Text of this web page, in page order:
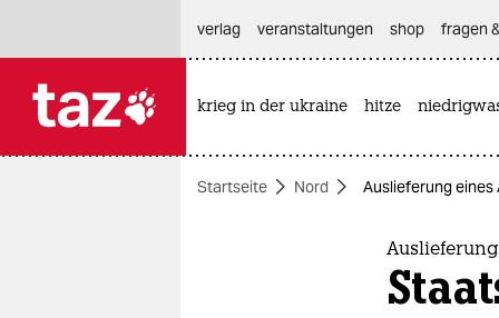
themen
verlag
veranstaltungen shop fragen
krieg in der ukraine hitze
Startseite Nord Auslieferung